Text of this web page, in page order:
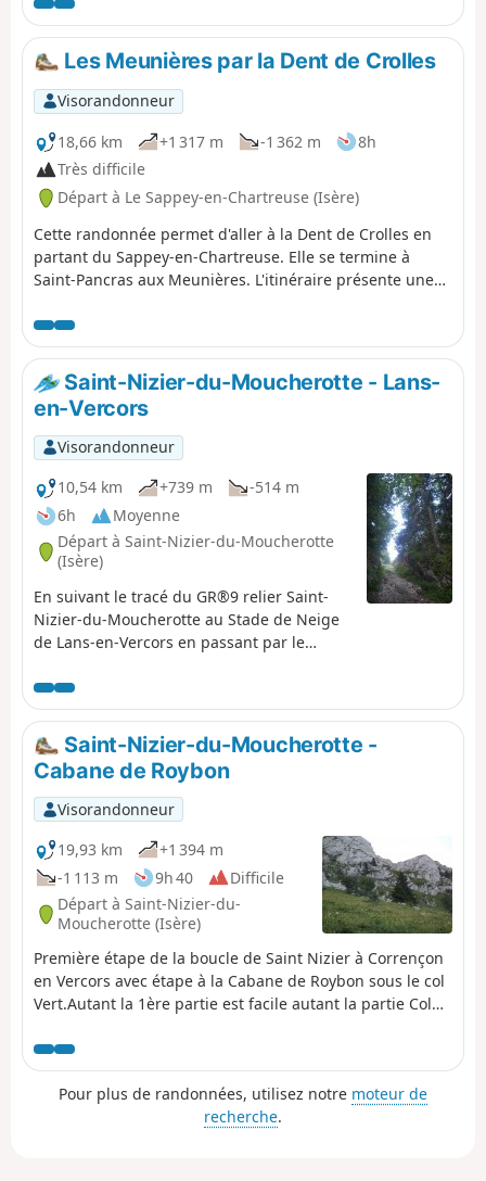
Les Meunières par la Dent de Crolles
Visorandonneur
18,66 km
+1 317 m -1 362 m
8h
Très difficile
Départ à Le Sappey-en-Chartreuse (Isère)
Cette randonnée permet d'aller à la Dent de Crolles en
partant du Sappey-en-Chartreuse. Elle se termine à
Saint-Pancras aux Meunières. L'itinéraire présente une
long du parcours sur La Dent de Crolles, Chamechaude
et les massifs de la Chartreuse et Belledone. La boucle
de la Dent de Crolles est bien sûr fréquentée mais le
reste du parcours se fait dans un calme agréable. Il est
réalisable en bus depuis et vers Grenoble.
Saint-Nizier-du-Moucherotte - Lans-
en-Vercors
Visorandonneur
10,54 km
+739 m
-514 m
6h
Moyenne
Départ à Saint-Nizier-du-Moucherotte
(Isère)
En suivant le tracé du GR®9 relier Saint-
Nizier-du-Moucherotte au Stade de Neige
de Lans-en-Vercors en passant par le
Saint-Nizier-du-Moucherotte -
Cabane de Roybon
Visorandonneur
19,93 km
+1 394 m
-1 113 m
9h 40
Difficile
Départ à Saint-Nizier-du-
Moucherotte (Isère)
Première étape de la boucle de Saint Nizier à Corrençon
en Vercors avec étape à la Cabane de Roybon sous le col
Vert.Autant la 1ère partie est facile autant la partie Col
dessus d'un grand vide!Faire bien attention.
Pour plus de randonnées, utilisez notre moteur de
recherche.